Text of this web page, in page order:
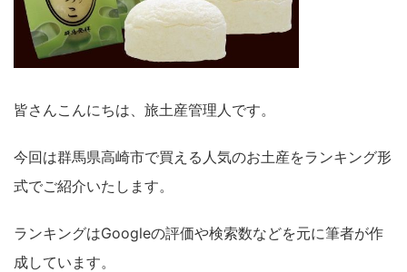
皆さんこんにちは、旅土産管理人です。
今回は群馬県高崎市で買える人気のお土産をランキング形
式でご紹介いたします。
ランキングはGoogleの評価や検索数などを元に筆者が作
成しています。